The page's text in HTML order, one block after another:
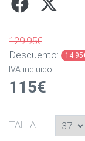
129.95€
Descuento:
IVA incluido
115€
TALLA